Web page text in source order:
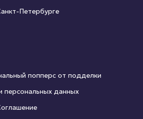
Петербурге
попперс от подделки
персональных данных